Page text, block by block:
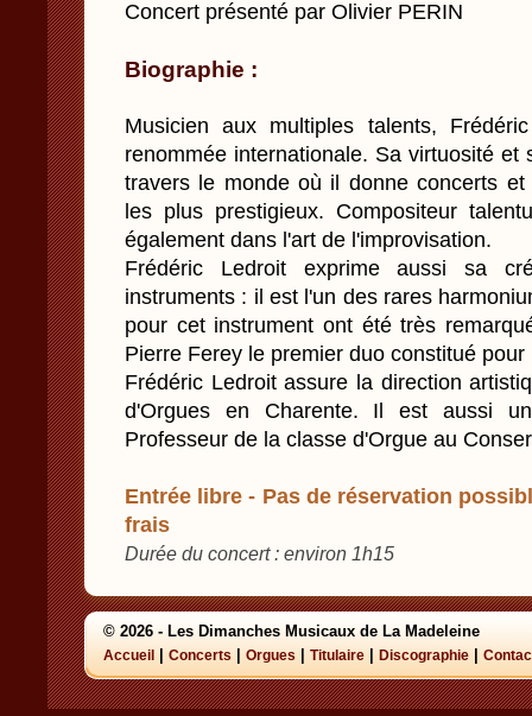
Concert présenté par Olivier PERIN
Biographie :
Musicien aux multiples talents,
renommée internationale. Sa virtuosité et
travers le monde où il donne concerts
les plus prestigieux. Compositeur
également dans l'art de l'improvisation.
Frédéric Ledroit exprime aussi sa
instruments : il est l'un des rares
pour cet instrument ont été très
Pierre Ferey le premier duo constitué
Frédéric Ledroit assure la direction
d'Orgues en Charente. Il est aussi un
Professeur de la classe d'Orgue au
Entrée libre - Pas de réservation
frais
Durée du concert : environ 1h15
© 2026 - Les Dimanches Musicaux de La Madeleine
Accueil Concerts Orgues Titulaire Discographie